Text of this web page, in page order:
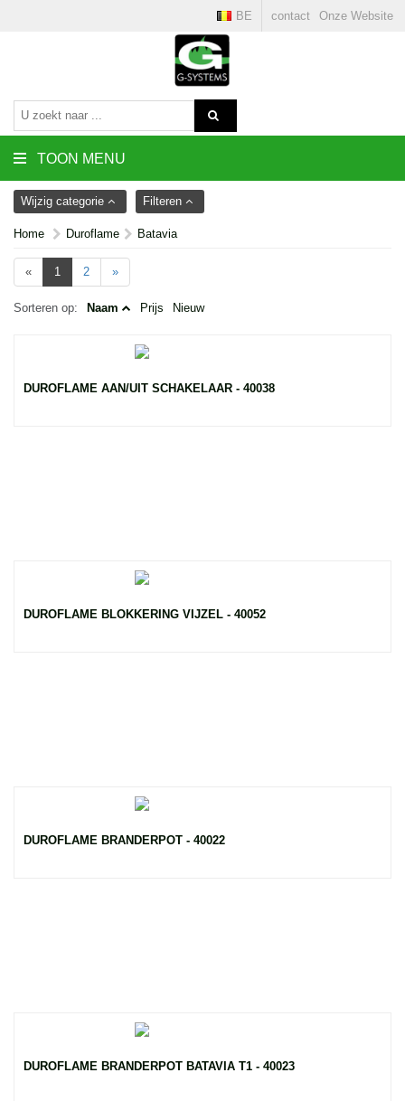
contact Onze Website
BE
TOON MENU
Wijzig categorie Filteren
Home Duroflame Batavia
« 1 2 »
Sorteren op: Naam Prijs Nieuw
DUROFLAME AAN/UIT SCHAKELAAR - 40038
DUROFLAME BLOKKERING VIJZEL - 40052
DUROFLAME BRANDERPOT - 40022
DUROFLAME BRANDERPOT BATAVIA T1 - 40023